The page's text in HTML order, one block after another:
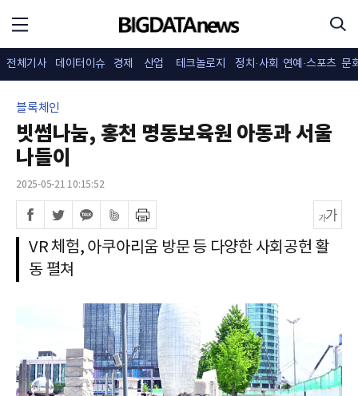
전체기사 데이터이슈 경제 산업 테크놀로지 정치·사회 연예·스포츠 문
블록체인
빗썸나눔, 홍천 명동보육원 아동과 서울
나들이
2025-05-21 10:15:52
VR 체험, 아쿠아리움 방문 등 다양한 사회공헌 활
동 펼쳐